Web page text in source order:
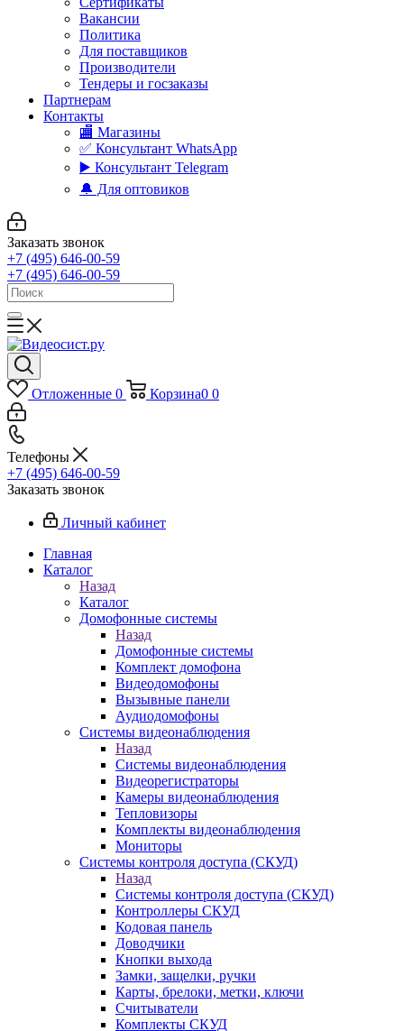
Вакансии
Политика
Для поставщиков
Производители
Тендеры и госзаказы
Партнерам
Контакты
🏬 Магазины
✅️ Консультант WhatsApp
▶️ Консультант Telegram
🔔 Для оптовиков
Заказать звонок
+7 (495) 646-00-59
+7 (495) 646-00-59
Отложенные 0 Корзина0 0
Телефоны
+7 (495) 646-00-59
Заказать звонок
Личный кабинет
Главная
Каталог
Назад
Каталог
Домофонные системы
Назад
Домофонные системы
Комплект домофона
Видеодомофоны
Вызывные панели
Аудиодомофоны
Системы видеонаблюдения
Назад
Системы видеонаблюдения
Видеорегистраторы
Камеры видеонаблюдения
Тепловизоры
Комплекты видеонаблюдения
Мониторы
Системы контроля доступа (СКУД)
Назад
Системы контроля доступа (СКУД)
Контроллеры СКУД
Кодовая панель
Доводчики
Кнопки выхода
Замки, защелки, ручки
Карты, брелоки, метки, ключи
Считыватели
Комплекты СКУД